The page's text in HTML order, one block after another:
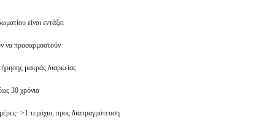
είναι εντάξει
να προσαρμοστούν
μακράς διαρκείας
30 χρόνια
>1 τεμάχιο, προς διαπραγμάτευση